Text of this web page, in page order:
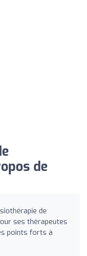
de
de
ses thérapeutes
points forts à